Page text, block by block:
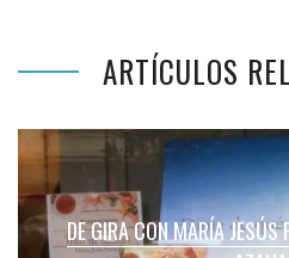
ARTÍCULOS
DE GIRA CON MARÍA JESÚS